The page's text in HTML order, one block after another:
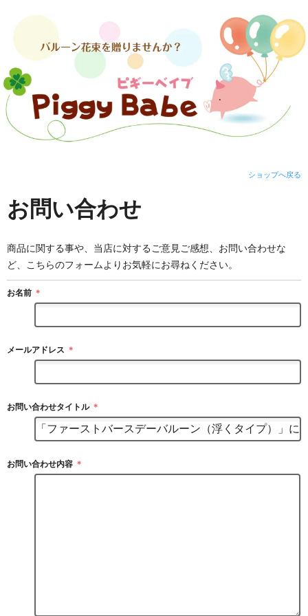
ショップへ戻る
お問い合わせ
商品に関する事や、当店に対するご意見ご感想、お問い合わせな
ど、こちらのフォームよりお気軽にお尋ねください。
お名前 ＊
メールアドレス ＊
お問い合わせタイトル ＊
お問い合わせ内容 ＊